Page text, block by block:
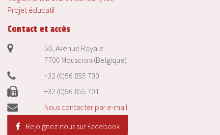
Projet éducatif
Contact et accès
50, Avenue Royale
7700 Mouscron (Belgique)
+32 (0)56 855 700
+32 (0)56 855 701
Nous contacter par e-mail
Rejoignez-nous sur Facebook